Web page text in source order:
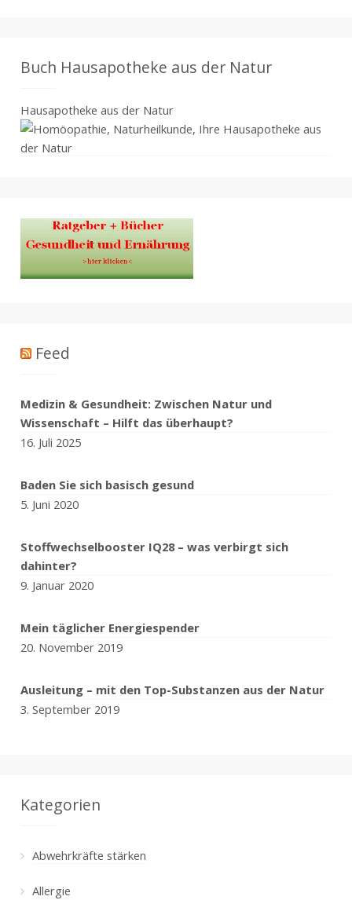
Buch Hausapotheke aus der Natur
Hausapotheke aus der Natur
Feed
Medizin & Gesundheit: Zwischen Natur und
Wissenschaft – Hilft das überhaupt?
16. Juli 2025
Baden Sie sich basisch gesund
5. Juni 2020
Stoffwechselbooster IQ28 – was verbirgt sich
dahinter?
9. Januar 2020
Mein täglicher Energiespender
20. November 2019
Ausleitung – mit den Top-Substanzen aus der Natur
3. September 2019
Kategorien
Abwehrkräfte stärken
Allergie